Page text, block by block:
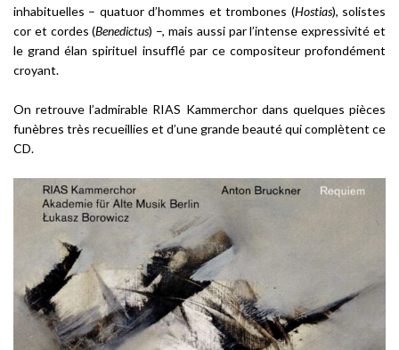
inhabituelles – quatuor d’hommes et trombones (Hostias), solistes
cor et cordes (Benedictus) –, mais aussi par l’intense expressivité et
le grand élan spirituel insufflé par ce compositeur profondément
croyant.
On retrouve l’admirable RIAS Kammerchor dans quelques pièces
funèbres très recueillies et d’une grande beauté qui complètent ce
CD.